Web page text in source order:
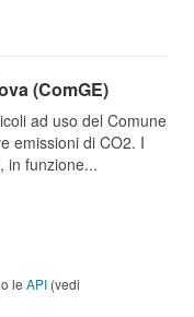
(ComGE)
ad uso del Comune
emissioni di CO2. I
in funzione...
le API (vedi